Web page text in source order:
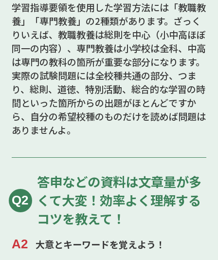
学習指導要領を使用した学習方法には「教職教
養」「専門教養」の2種類があります。ざっく
りいえば、教職教養は総則を中心（小中高ほぼ
同一の内容）、専門教養は小学校は全科、中高
は専門の教科の箇所が重要な部分になります。
実際の試験問題には全校種共通の部分、つま
り、総則、道徳、特別活動、総合的な学習の時
間といった箇所からの出題がほとんどですか
ら、自分の希望校種のものだけを読めば問題は
ありませんよ。
Q2
答申などの資料は文章量が多
くて大変！効率よく理解する
コツを教えて！
A2
大意とキーワードを覚えよう！